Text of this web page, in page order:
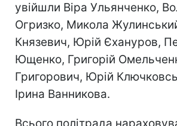
увійшли Віра Ульянченко,
Огризко, Микола
Князевич, Юрій Єхануров,
Ющенко, Григорій
Григорович, Юрій
Ірина Ванникова.